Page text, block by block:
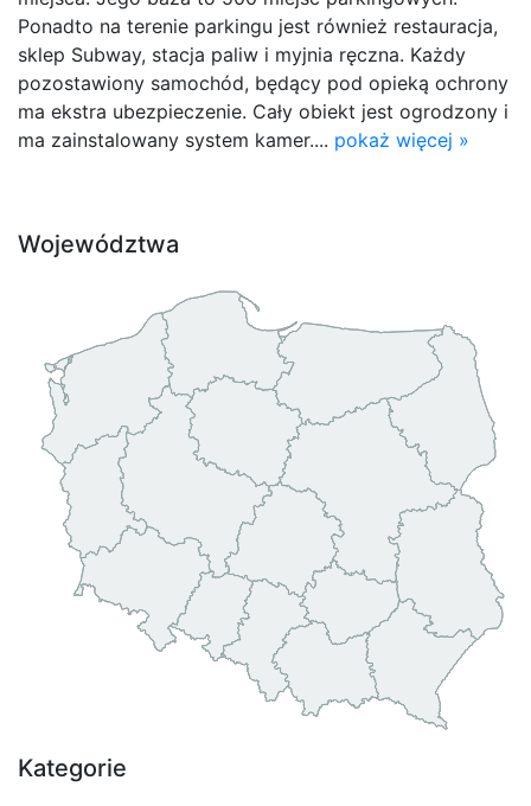
Ponadto na terenie parkingu jest również restauracja,
sklep Subway, stacja paliw i myjnia ręczna. Każdy
pozostawiony samochód, będący pod opieką ochrony
ma ekstra ubezpieczenie. Cały obiekt jest ogrodzony i
ma zainstalowany system kamer.... pokaż więcej »
Województwa
Kategorie